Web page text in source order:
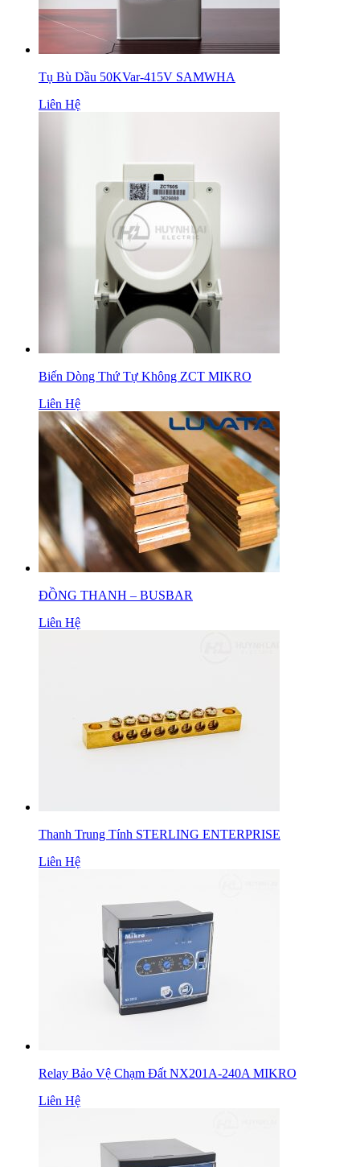
Tụ Bù Dầu 50KVar-415V SAMWHA
Liên Hệ
Biến Dòng Thứ Tự Không ZCT MIKRO
Liên Hệ
ĐỒNG THANH – BUSBAR
Liên Hệ
Thanh Trung Tính STERLING ENTERPRISE
Liên Hệ
Relay Bảo Vệ Chạm Đất NX201A-240A MIKRO
Liên Hệ